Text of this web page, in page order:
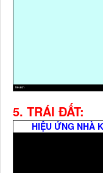
5. TRÁI ĐẤT:
HIỆU ỨNG NHÀ